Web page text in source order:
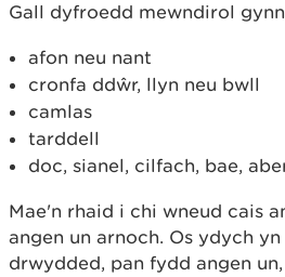
Gall dyfroedd mewndirol
afon neu nant
cronfa ddŵr, llyn neu bwll
camlas
tarddell
doc, sianel, cilfach, bae,
Mae'n rhaid i chi wneud cais
angen un arnoch. Os ydych
drwydded, pan fydd angen